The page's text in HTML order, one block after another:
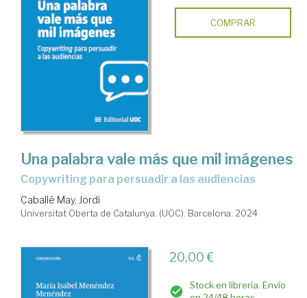
COMPRAR
Una palabra vale más que mil imágenes
Copywriting para persuadir a las audiencias
Caballé May, Jordi
Universitat Oberta de Catalunya. (UOC). Barcelona, 2024
20,00 €
Stock en librería. Envío